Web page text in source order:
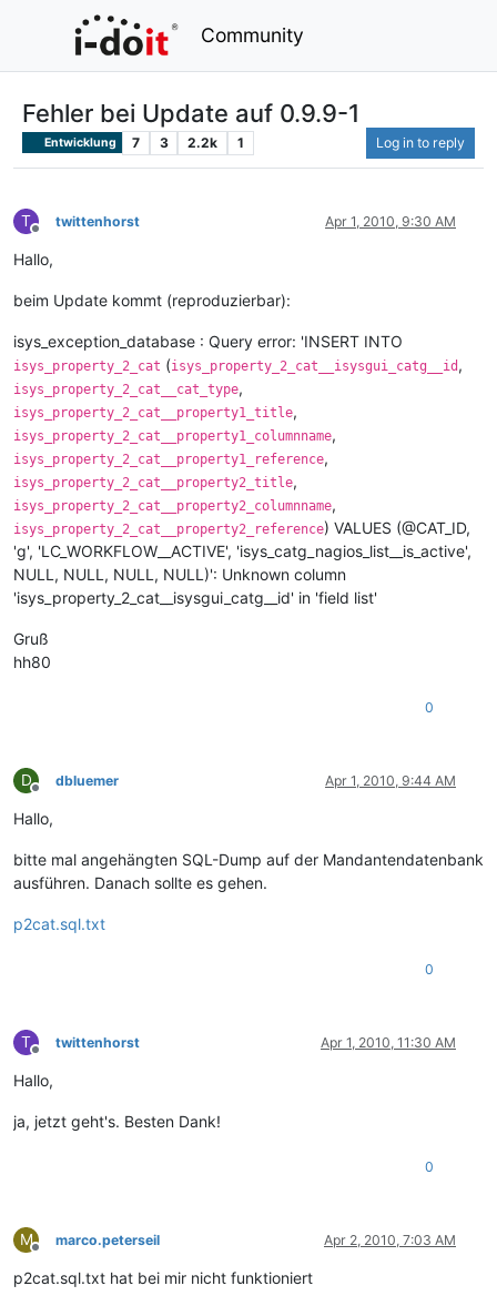
Community
Fehler bei Update auf 0.9.9-1
Entwicklung 7 3 2.2k 1 Log in to reply
T
Offline
twittenhorst Apr 1, 2010, 9:30 AM
Hallo,
beim Update kommt (reproduzierbar):
isys_exception_database : Query error: 'INSERT INTO
isys_property_2_cat (isys_property_2_cat__isysgui_catg__id ,
isys_property_2_cat__cat_type,
isys_property_2_cat__property1_title,
isys_property_2_cat__property1_columnname,
isys_property_2_cat__property1_reference,
isys_property_2_cat__property2_title,
isys_property_2_cat__property2_columnname,
isys_property_2_cat__property2_reference) VALUES (@CAT_ID,
'g', 'LC_WORKFLOW__ACTIVE', 'isys_catg_nagios_list__is_active',
NULL, NULL, NULL, NULL)': Unknown column
'isys_property_2_cat__isysgui_catg__id' in 'field list'
Gruß
hh80
0
D
Offline
dbluemer Apr 1, 2010, 9:44 AM
Hallo,
bitte mal angehängten SQL-Dump auf der Mandantendatenbank
ausführen. Danach sollte es gehen.
p2cat.sql.txt
0
T
Offline
twittenhorst Apr 1, 2010, 11:30 AM
Hallo,
ja, jetzt geht's. Besten Dank!
0
M
Offline
marco.peterseil Apr 2, 2010, 7:03 AM
p2cat.sql.txt hat bei mir nicht funktioniert